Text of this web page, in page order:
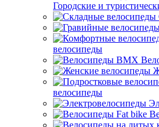
Городские и
велосипеды
велосипеды